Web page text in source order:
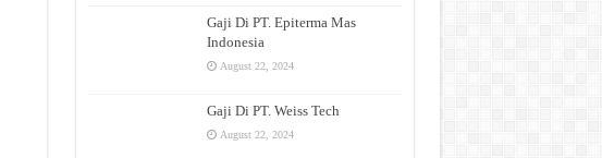
Gaji Di PT. Epiterma Mas
Indonesia
August 22, 2024
Gaji Di PT. Weiss Tech
August 22, 2024